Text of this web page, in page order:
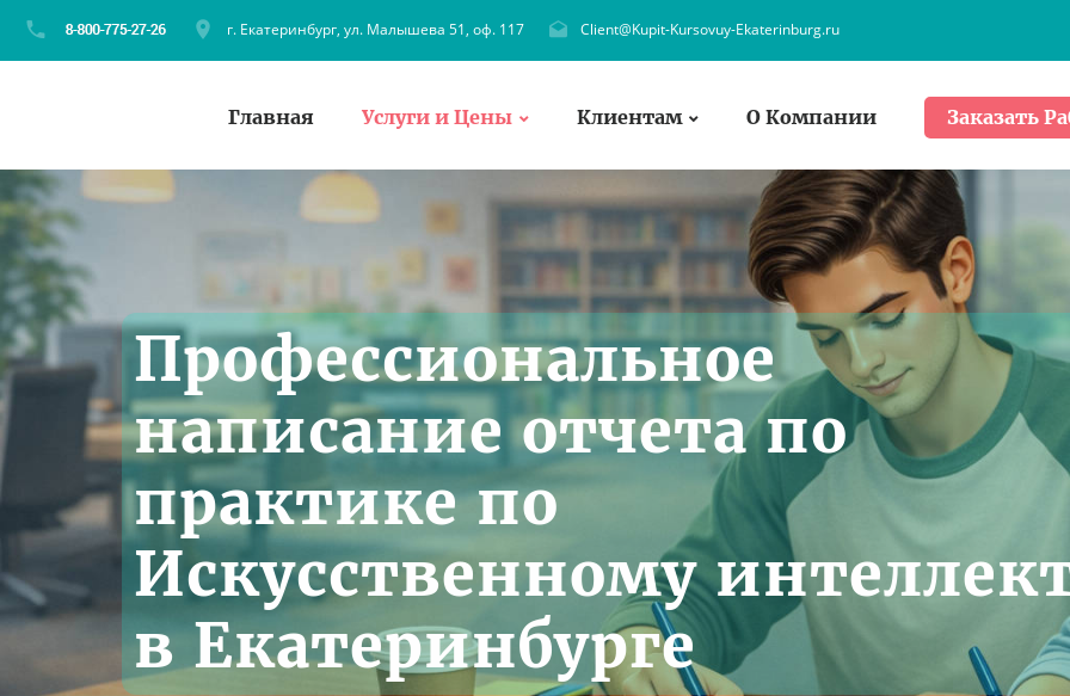
г. Екатеринбург, ул. Малышева 51, оф. 117 Client@Kupit-Kursovuy-Ekaterinburg.ru
Главная Услуги и Цены Клиентам О Компании Заказать
Профессиональное
написание отчета по
практике по
Искусственному
в Екатеринбурге